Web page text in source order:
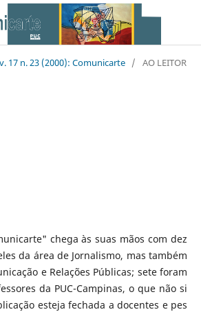
v. 17 n. 23 (2000): Comunicarte / AO LEITOR
chega às suas mãos com dez
da área de Jornalismo, mas também
e Relações Públicas; sete foram
da PUC-Campinas, o que não si
esteja fechada a docentes e pes